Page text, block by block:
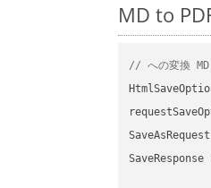
MD to
// への変換